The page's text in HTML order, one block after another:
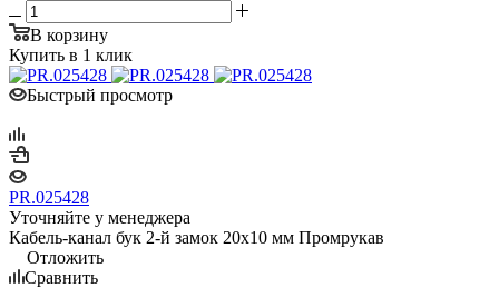
В корзину
Купить в 1 клик
Быстрый просмотр
PR.025428
Уточняйте у менеджера
Кабель-канал бук 2-й замок 20х10 мм Промрукав
Отложить
Сравнить